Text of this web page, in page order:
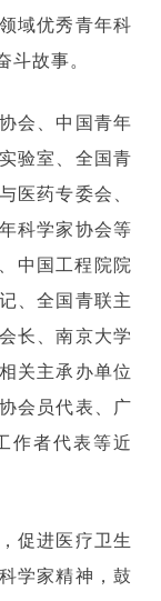
域优秀青年科
斗故事。
会、中国青年
验室、全国青
医药专委会、
科学家协会等
中国工程院院
、全国青联主
长、南京大学
关主承办单位
会员代表、广
作者代表等近
促进医疗卫生
学家精神，鼓